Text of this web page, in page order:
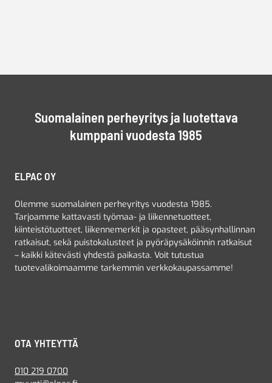
Suomalainen perheyritys ja luotettava
kumppani vuodesta 1985
ELPAC OY
Olemme suomalainen perheyritys vuodesta 1985.
Tarjoamme kattavasti työmaa- ja liikennetuotteet,
kiinteistötuotteet, liikennemerkit ja opasteet, pääsynhallinnan
ratkaisut, sekä puistokalusteet ja pyöräpysäköinnin ratkaisut
– kaikki kätevästi yhdestä paikasta. Voit tutustua
tuotevalikoimaamme tarkemmin verkkokaupassamme!
OTA YHTEYTTÄ
010 219 0700